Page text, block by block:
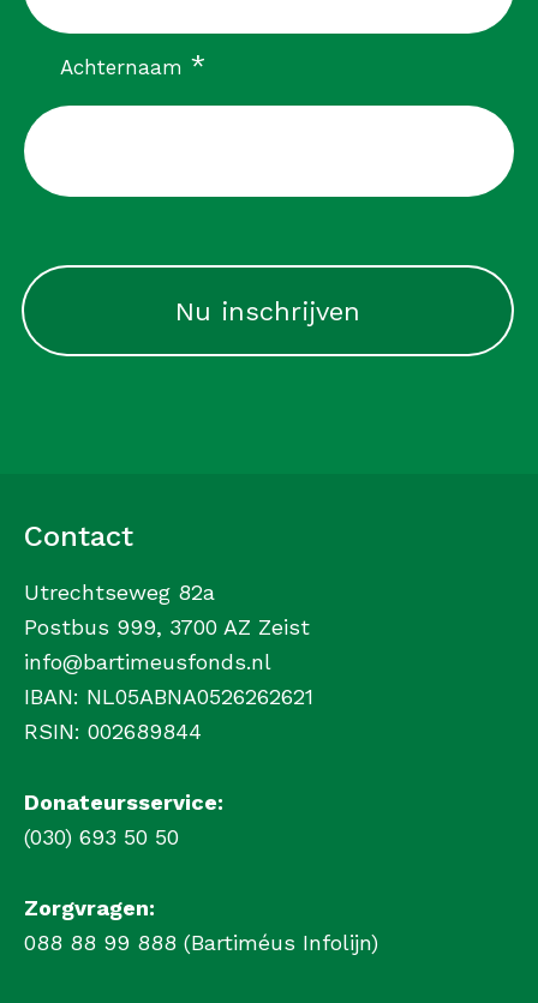
Achternaam *verplicht
Contact
Utrechtseweg 82a
Postbus 999, 3700 AZ Zeist
info@bartimeusfonds.nl
IBAN: NL05ABNA0526262621
RSIN: 002689844
Donateursservice:
(030) 693 50 50
Zorgvragen:
088 88 99 888 (Bartiméus Infolijn)